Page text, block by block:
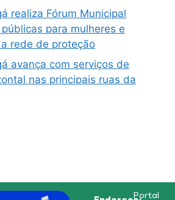
realiza Fórum Municipal
para mulheres e
rede de proteção
avança com serviços de
nas principais ruas da
Portal